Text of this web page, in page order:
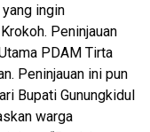
ingin
Peninjauan
PDAM Tirta
Peninjauan ini pun
Bupati Gunungkidul
warga